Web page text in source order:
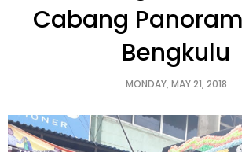
Cabang
Bengkulu
MONDAY, MAY 21, 2018